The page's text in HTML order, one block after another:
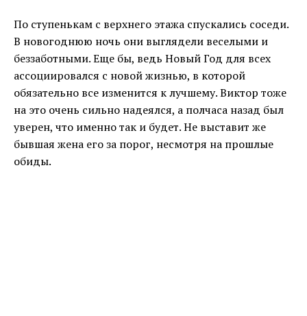
По ступенькам с верхнего этажа спускались соседи.
В новогоднюю ночь они выглядели веселыми и
беззаботными. Еще бы, ведь Новый Год для всех
ассоциировался с новой жизнью, в которой
обязательно все изменится к лучшему. Виктор тоже
на это очень сильно надеялся, а полчаса назад был
уверен, что именно так и будет. Не выставит же
бывшая жена его за порог, несмотря на прошлые
обиды.